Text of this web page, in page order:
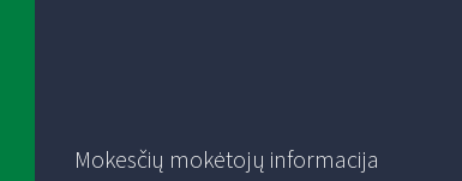
Mokesčių mokėtojų informacija